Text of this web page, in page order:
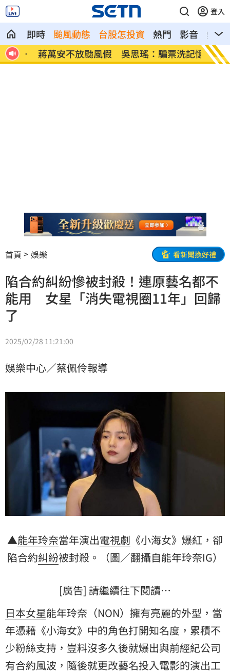
登入
即時 颱風動態 台股怎投資 熱門 影音
熱搜
炸
蔣萬安不放颱風假 吳思瑤：騙票洗記憶
新／
雨
首頁 娛樂 看新聞換好禮
陷合約糾紛慘被封殺！連原藝名都不
能用 女星「消失電視圈11年」回歸
了
2025/02/28 11:21:00
娛樂中心／蔡佩伶報導
▲能年玲奈當年演出電視劇 《小海女》爆紅，卻
陷合約糾紛被封殺。（圖／翻攝自能年玲奈IG）
[廣告] 請繼續往下閱讀…
日本女星能年玲奈（NON）擁有亮麗的外型，當
年憑藉《小海女》中的角色打開知名度，累積不
少粉絲支持，豈料沒多久後就爆出與前經紀公司
有合約風波，隨後就更改藝名投入電影的演出工